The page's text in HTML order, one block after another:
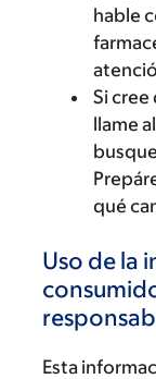
hable
Si cree
llame
qué
Uso de la
Esta